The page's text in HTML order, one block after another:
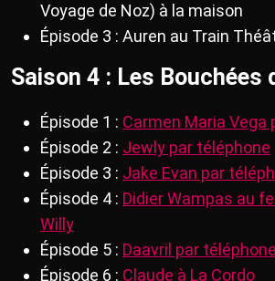
Voyage de Noz) à la maison
Épisode 3 : Auren au Train
Saison 4 : Les Bouchées
Épisode 1 : Carmen Maria Vega
Épisode 2 : Jewly par téléphone
Épisode 3 : Jake Evan par
Épisode 4 : Didier Wampas au
Willy
Épisode 5 : Daavril par téléphone
Épisode 6 : Claude à La Cordo